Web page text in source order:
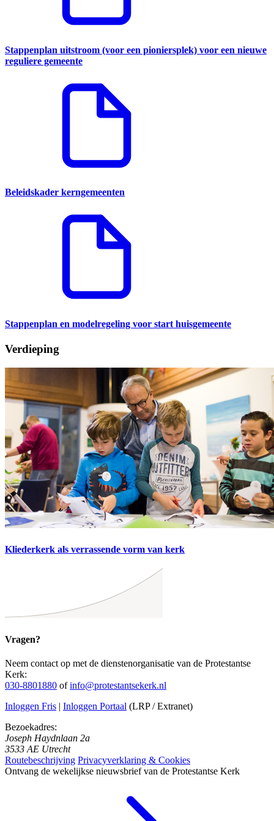
Stappenplan uitstroom (voor een pioniersplek) voor een nieuwe
reguliere gemeente
Beleidskader kerngemeenten
Stappenplan en modelregeling voor start huisgemeente
Verdieping
Kliederkerk als verrassende vorm van kerk
Vragen?
Neem contact op met de dienstenorganisatie van de Protestantse
Kerk:
030-8801880 ofinfo@protestantsekerk.nl
Inloggen Fris | Inloggen Portaal (LRP / Extranet)
Bezoekadres:
Joseph Haydnlaan 2a
3533 AE Utrecht
Routebeschrijving Privacyverklaring & Cookies
Ontvang de wekelijkse nieuwsbrief van de Protestantse Kerk